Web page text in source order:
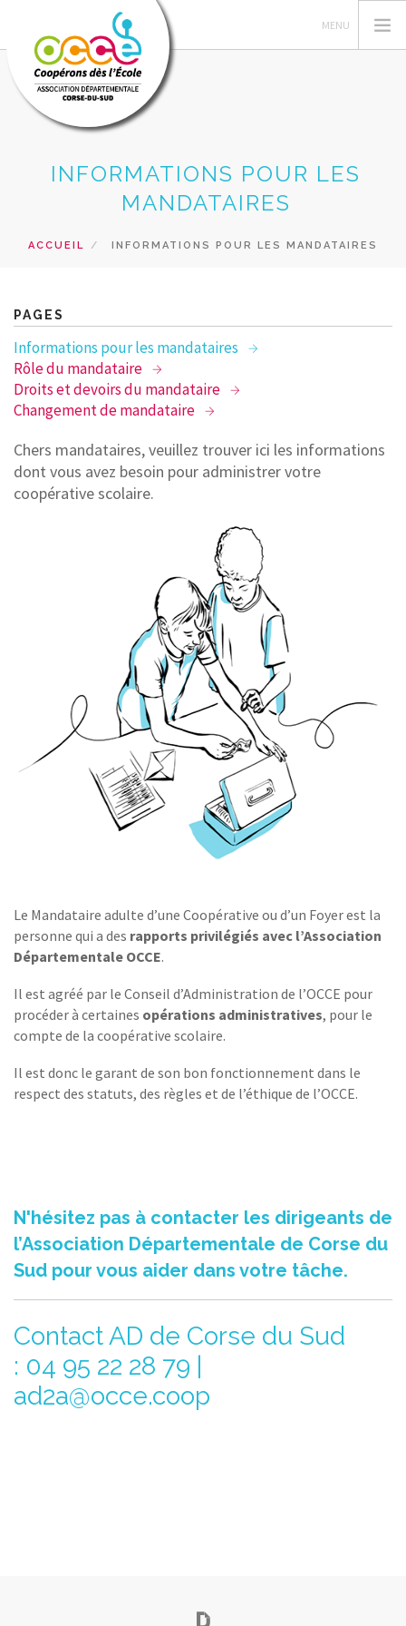
RESSOURCES PEDAGOGIQUES
RECHERCHER
CONTACT
INFORMATIONS POUR LES
MANDATAIRES
ACCUEIL INFORMATIONS POUR LES MANDATAIRES
PAGES
Informations pour les mandataires
Rôle du mandataire
Droits et devoirs du mandataire
Changement de mandataire
Chers mandataires, veuillez trouver ici les informations
dont vous avez besoin pour administrer votre
coopérative scolaire.
Le Mandataire adulte d’une Coopérative ou d’un Foyer est la
personne qui a des rapports privilégiés avec l’Association
Départementale OCCE.
Il est agréé par le Conseil d’Administration de l’OCCE pour
procéder à certaines opérations administratives, pour le
compte de la coopérative scolaire.
Il est donc le garant de son bon fonctionnement dans le
respect des statuts, des règles et de l’éthique de l’OCCE.
N'hésitez pas à contacter les dirigeants de
l’Association Départementale de Corse du
Sud pour vous aider dans votre tâche.
Contact AD de Corse du Sud
: 04 95 22 28 79 |
ad2a@occe.coop